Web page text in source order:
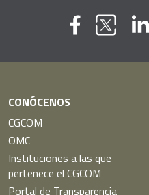
CONÓCENOS
CGCOM
OMC
Instituciones a las que
pertenece el CGCOM
Portal de Transparencia